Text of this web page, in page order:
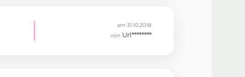
am 31.10.2018
von Url********